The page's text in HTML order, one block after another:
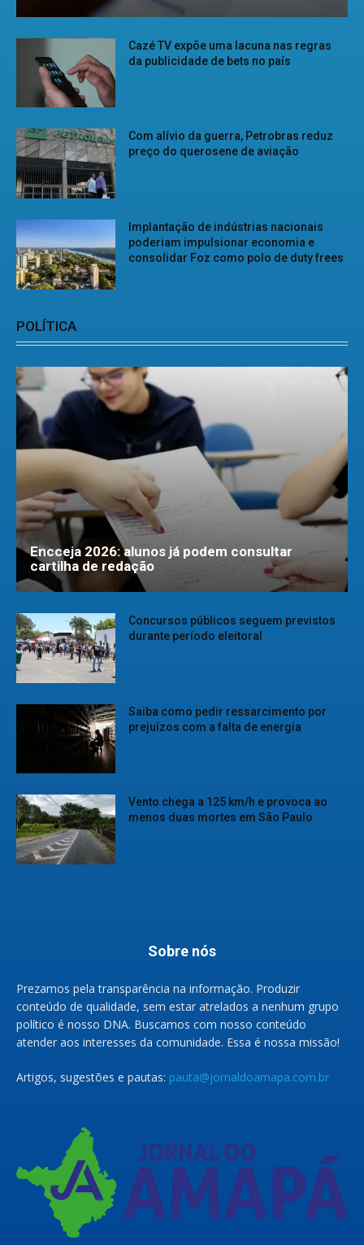
Cazé TV expõe uma lacuna nas regras
da publicidade de bets no país
Com alívio da guerra, Petrobras reduz
preço do querosene de aviação
Implantação de indústrias nacionais
poderiam impulsionar economia e
consolidar Foz como polo de duty frees
POLÍTICA
Encceja 2026: alunos já podem consultar
cartilha de redação
Concursos públicos seguem previstos
durante período eleitoral
Saiba como pedir ressarcimento por
prejuízos com a falta de energia
Vento chega a 125 km/h e provoca ao
menos duas mortes em São Paulo
Sobre nós
Prezamos pela transparência na informação. Produzir
conteúdo de qualidade, sem estar atrelados a nenhum grupo
político é nosso DNA. Buscamos com nosso conteúdo
atender aos interesses da comunidade. Essa é nossa missão!
Artigos, sugestões e pautas: pauta@jornaldoamapa.com.br